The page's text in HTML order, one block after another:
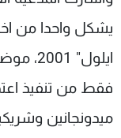
فقط من تنفيذ
ميدونجانين